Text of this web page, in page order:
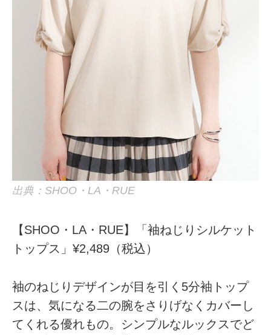
出典：SHOO・LA・RUE
【SHOO・LA・RUE】「袖ねじりシルケット
トップス」¥2,489（税込）
袖のねじりデザインが目を引く5分袖トップ
スは、気になる二の腕をさりげなくカバーし
てくれる優れもの。シンプルなルックスでど